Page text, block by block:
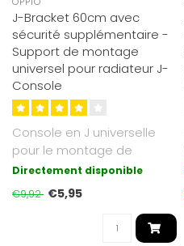
J-Bracket 60cm avec
sécurité supplémentaire -
Support de montage
universel pour radiateur J-
Console
Console en J universelle
pour le montage de
radiateurs sans points de
montage so..
Directement disponible
€9,92 €5,95